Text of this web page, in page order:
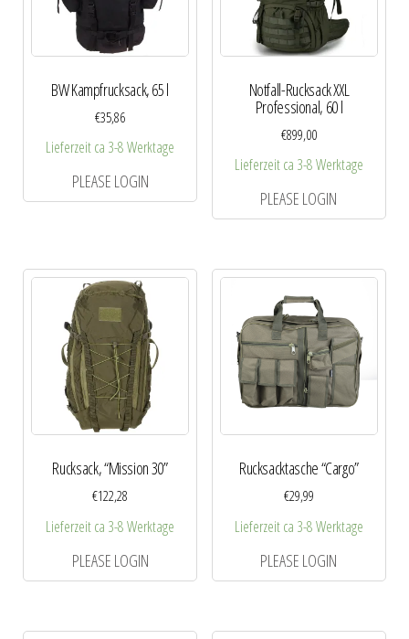
BW Kampfrucksack, 65 l
€35,86
Lieferzeit ca 3-8 Werktage
PLEASE LOGIN
Notfall-Rucksack XXL
Professional, 60 l
€899,00
Lieferzeit ca 3-8 Werktage
PLEASE LOGIN
Rucksack, “Mission 30”
€122,28
Lieferzeit ca 3-8 Werktage
PLEASE LOGIN
Rucksacktasche “Cargo”
€29,99
Lieferzeit ca 3-8 Werktage
PLEASE LOGIN